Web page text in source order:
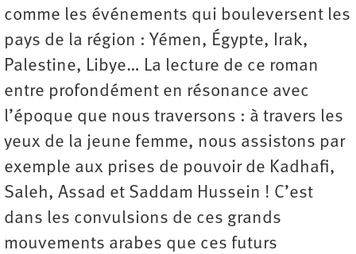
comme les événements qui bouleversent les
pays de la région : Yémen, Égypte, Irak,
Palestine, Libye… La lecture de ce roman
entre profondément en résonance avec
l’époque que nous traversons : à travers les
yeux de la jeune femme, nous assistons par
exemple aux prises de pouvoir de Kadhafi,
Saleh, Assad et Saddam Hussein ! C’est
dans les convulsions de ces grands
mouvements arabes que ces futurs